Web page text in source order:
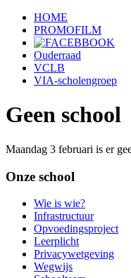
HOME
PROMOFILM
Ouderraad
VCLB
VIA-scholengroep
Geen school
Maandag 3 februari is er
Onze school
Wie is wie?
Infrastructuur
Opvoedingsproject
Leerplicht
Privacywetgeving
Wegwijs